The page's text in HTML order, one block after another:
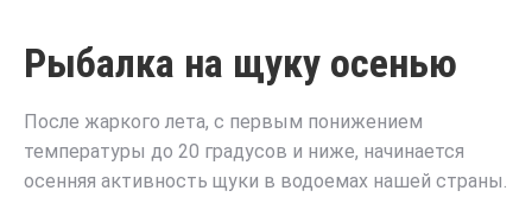
Рыбалка на щуку осенью
После жаркого лета, с первым понижением
температуры до 20 градусов и ниже, начинается
осенняя активность щуки в водоемах нашей страны.